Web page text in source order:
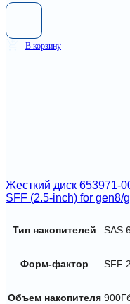
В корзину
Жесткий диск 653971-
SFF (2.5-inch) for gen8/
Тип накопителей SAS
Форм-фактор SFF
Объем накопителя